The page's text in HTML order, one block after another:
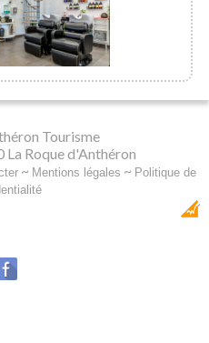
Tourisme
La Roque d'Anthéron
~ Mentions légales ~ Politique de